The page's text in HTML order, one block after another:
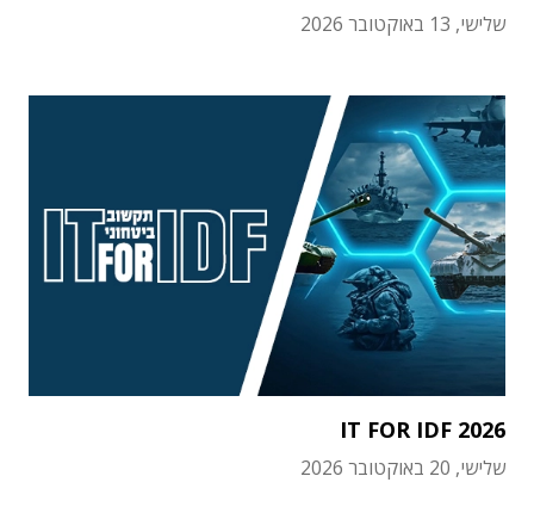
שלישי, 13 באוקטובר 2026
IT FOR IDF 2026
שלישי, 20 באוקטובר 2026